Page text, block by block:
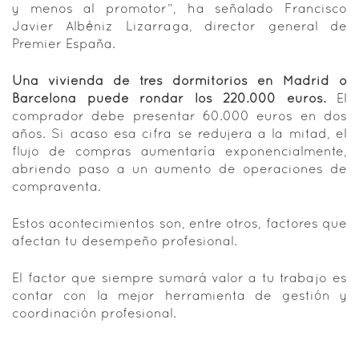
y menos al promotor”, ha señalado Francisco
Javier Albéniz Lizarraga, director general de
Premier España.
Una vivienda de tres dormitorios en Madrid o
Barcelona puede rondar los 220.000 euros.El
comprador debe presentar 60.000 euros en dos
años. Si acaso esa cifra se redujera a la mitad, el
flujo de compras aumentaría exponencialmente,
abriendo paso a un aumento de operaciones de
compraventa.
Estos acontecimientos son, entre otros, factores que
afectan tu desempeño profesional.
El factor que siempre sumará valor a tu trabajo es
contar con la mejor herramienta de gestión y
coordinación profesional.